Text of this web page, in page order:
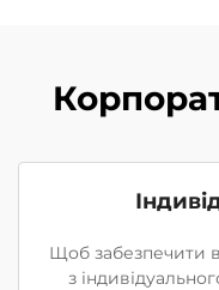
Щоб забезпечити
з